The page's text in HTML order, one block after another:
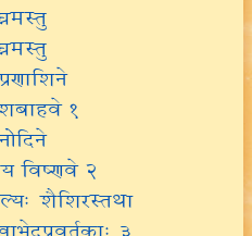
१
विष्णवे २
शैशिरस्तथा
३